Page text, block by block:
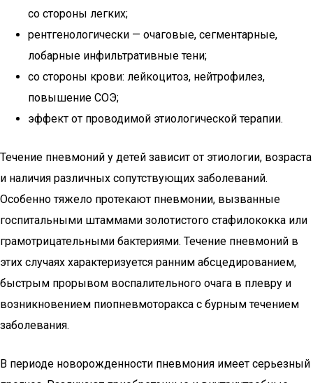
со стороны легких;
рентгенологически — очаговые, сегментарные,
лобарные инфильтративные тени;
со стороны крови: лейкоцитоз, нейтрофилез,
повышение СОЭ;
эффект от проводимой этиологической терапии.
Течение пневмоний у детей зависит от этиологии, возраста
и наличия различных сопутствующих заболеваний.
Особенно тяжело протекают пневмонии, вызванные
госпитальными штаммами золотистого стафилококка или
грамотрицательными бактериями. Течение пневмоний в
этих случаях характеризуется ранним абсцедированием,
быстрым прорывом воспалительного очага в плевру и
возникновением пиопневмоторакса с бурным течением
заболевания.
В периоде новорожденности пневмония имеет серьезный